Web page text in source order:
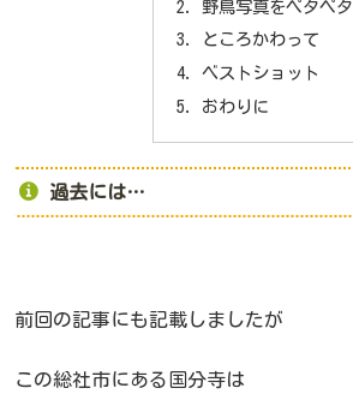
野鳥写真をペタペタ
ところかわって
ベストショット
おわりに
過去には…
前回の記事にも記載しましたが
この総社市にある国分寺は